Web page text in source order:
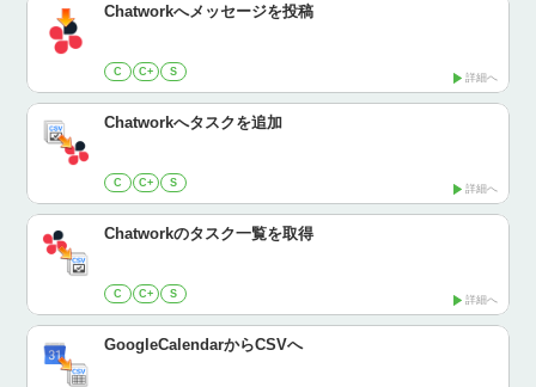
Chatworkへメッセージを投稿
C C+ S 詳細へ
Chatworkへタスクを追加
C C+ S 詳細へ
Chatworkのタスク一覧を取得
C C+ S 詳細へ
GoogleCalendarからCSVへ